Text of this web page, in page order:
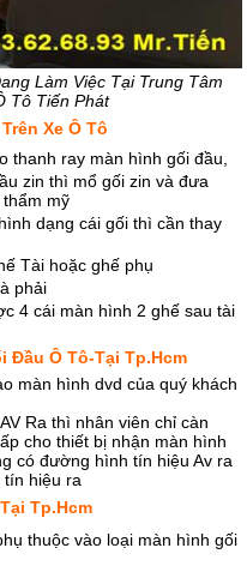
Làm Việc Tại Trung Tâm
Tô Tiến Phát
Xe Ô Tô
thanh ray màn hình gối đầu,
zin thì mổ gối zin và đưa
mỹ
dạng cái gối thì cần thay
Tài hoặc ghế phụ
phải
4 cái màn hình 2 ghế sau tài
Đầu Ô Tô-Tại Tp.Hcm
màn hình dvd của quý khách
Ra thì nhân viên chỉ càn
cho thiết bị nhận màn hình
có đường hình tín hiệu Av ra
hiệu ra
Tp.Hcm
thuộc vào loại màn hình gối